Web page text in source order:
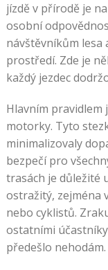
jízdě v přírodě je
osobní
návštěvníkům lesa
prostředí. Zde je
každý jezdec
Hlavním pravidlem
motorky. Tyto
minimalizovaly
bezpečí pro
trasách je důležité
ostražitý, zejména
nebo cyklistů.
ostatními
předešlo nehodám.